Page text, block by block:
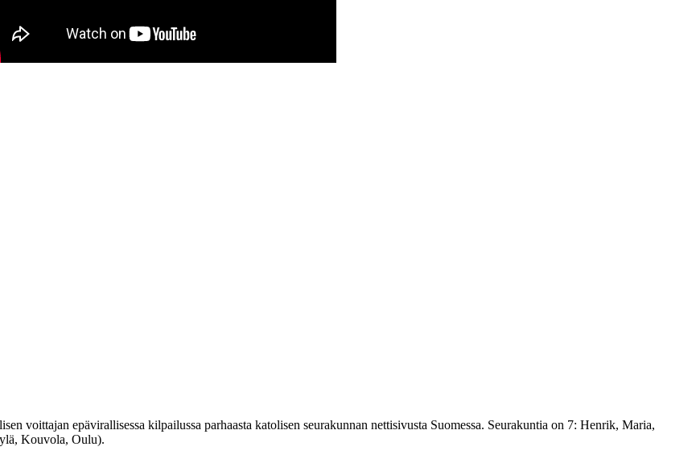
voittajan epävirallisessa kilpailussa parhaasta katolisen seurakunnan nettisivusta Suomessa. Seurakuntia on 7: Henrik, Maria,
Kouvola, Oulu).